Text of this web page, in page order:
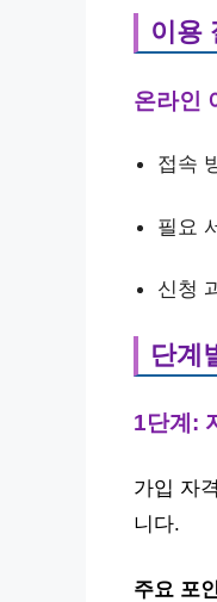
이용
온라인
접속
필요
신청
단계
1단계:
가입 자
니다.
주요 포